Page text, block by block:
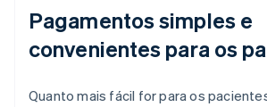
Pagamentos simples e
convenientes para os
Quanto mais fácil for para os